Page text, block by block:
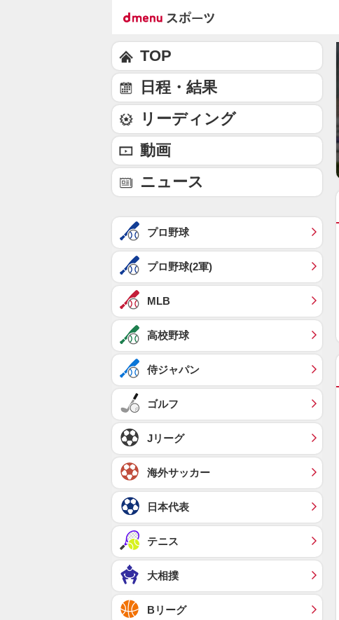
TOP
日程・結果
リーディング
動画
ニュース
プロ野球
プロ野球(2軍)
MLB
高校野球
侍ジャパン
ゴルフ
Jリーグ
海外サッカー
日本代表
テニス
大相撲
Bリーグ